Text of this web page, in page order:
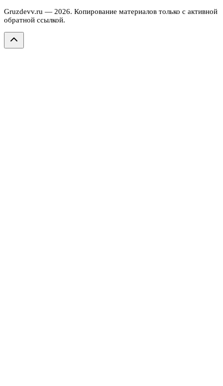
Gruzdevv.ru — 2026. Копирование материалов только с активной
обратной ссылкой.